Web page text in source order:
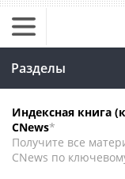
Разделы
Индексная книга
CNews*
Получите все
CNews по